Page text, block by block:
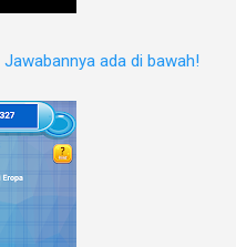
Jawabannya ada di bawah!